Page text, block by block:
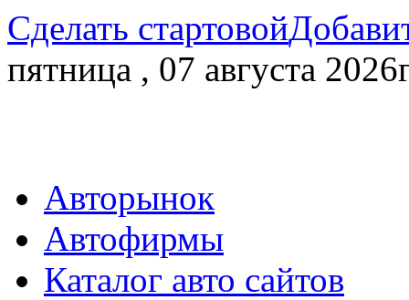
Сделать стартовой
пятница , 07 августа
Авторынок
Автофирмы
Каталог авто сайтов